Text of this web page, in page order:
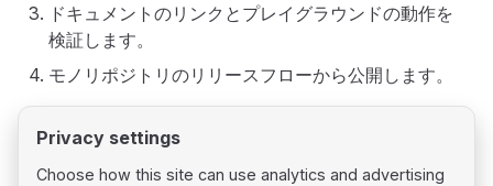
ドキュメントのリンクとプレイグラウンドの動作を
検証します。
モノリポジトリのリリースフローから公開します。
Privacy settings
Choose how this site can use analytics and advertising